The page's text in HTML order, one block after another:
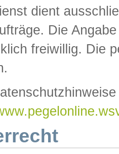
dient
Die
freiwillig. Die